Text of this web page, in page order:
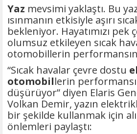
Yaz mevsimi yaklaştı. Bu
ısınmanın etkisiyle aşırı
bekleniyor. Hayatımızı pek
olumsuz etkileyen sıcak
otomobillerin
“Sıcak havalar çevre dostu
otomobillerin
düşürüyor” diyen Elaris
Volkan Demir, yazın
bir şekilde kullanmak için
önlemleri paylaştı: